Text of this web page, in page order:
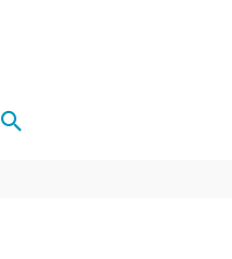
Rechercher